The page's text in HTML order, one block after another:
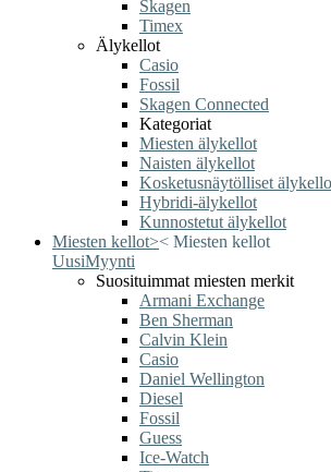
Skagen
Timex
Älykellot
Casio
Fossil
Skagen Connected
Kategoriat
Miesten älykellot
Naisten älykellot
Kosketusnäytölliset
Hybridi-älykellot
Kunnostetut älykellot
Miesten kellot>< Miesten kellot
UusiMyynti
Suosituimmat miesten merkit
Armani Exchange
Ben Sherman
Calvin Klein
Casio
Daniel Wellington
Diesel
Fossil
Guess
Ice-Watch